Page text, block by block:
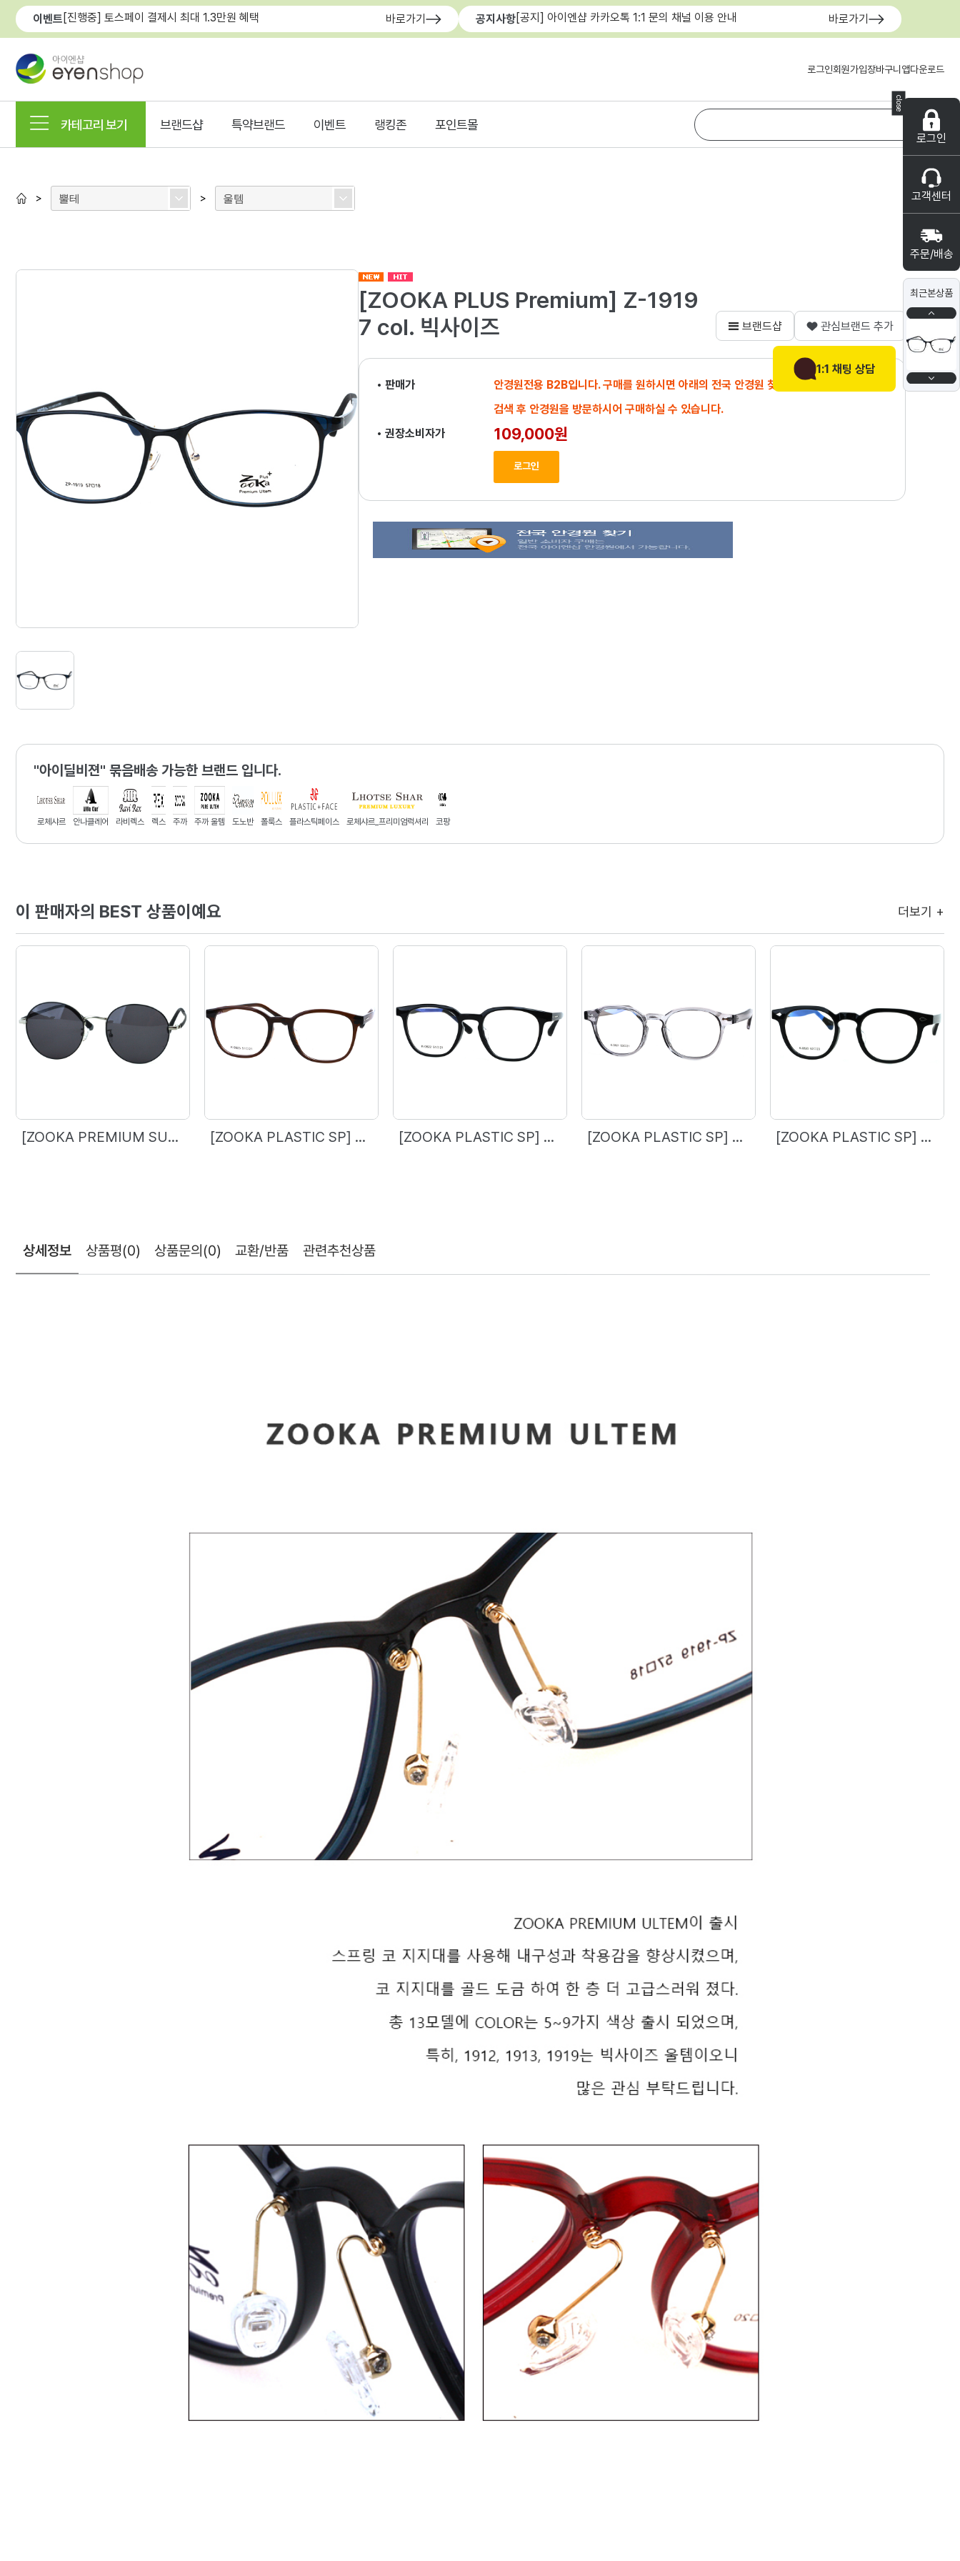
close
로그인
고객센터
주문/배송
최근본상품
1:1 채팅 상담
이벤트 [진행중] 토스페이 결제시 최대 1.3만원 혜택 바로가기 공지사항[공지] 아이엔샵 카카오톡 1:1 문의 채널 이용 안내 바로가기
로그인회원가입장바구니 앱다운로드
카테고리 보기 브랜드샵 특약브랜드 이벤트 랭킹존 포인트몰
> 뿔테 > 울템
[ZOOKA PLUS Premium] Z-1919
7 col. 빅사이즈
브랜드샵 관심브랜드 추가
• 판매가
안경원전용 B2B입니다. 구매를 원하시면 아래의 전국 안경원 찾기에서
검색 후 안경원을 방문하시어 구매하실 수 있습니다.
• 권장소비자가
109,000원
로그인
"아이딜비젼" 묶음배송 가능한 브랜드 입니다.
로체샤르 안나클레어 라비렉스 렉스 주까 주까 울템 도노반 폴룩스 플라스틱페이스 로체샤르_프리미엄럭셔리 코팡
이 판매자의 BEST 상품이예요 더보기 +
[ZOOKA PREMIUM SUNGLASS] ZPS-7001 5 Col. [ZOOKA PLASTIC SP] Z-233(0823) 4 COL. [ZOOKA PLASTIC SP] Z-232(0822) 4 COL. [ZOOKA PLASTIC SP] Z-231(0821) 3 COL. 빅사이즈 재입고 [ZOOKA PLASTIC SP] Z-230(0820) 3 COL. 재입고
상세정보 상품평(0) 상품문의(0) 교환/반품 관련추천상품